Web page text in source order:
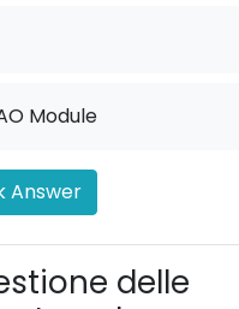
Module
Answer
delle